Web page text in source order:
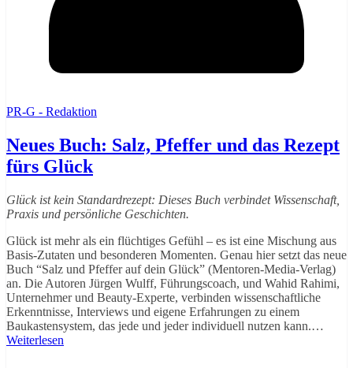
PR-G - Redaktion
Neues Buch: Salz, Pfeffer und das Rezept
fürs Glück
Glück ist kein Standardrezept: Dieses Buch verbindet Wissenschaft,
Praxis und persönliche Geschichten.
Glück ist mehr als ein flüchtiges Gefühl – es ist eine Mischung aus
Basis-Zutaten und besonderen Momenten. Genau hier setzt das neue
Buch “Salz und Pfeffer auf dein Glück” (Mentoren-Media-Verlag)
an. Die Autoren Jürgen Wulff, Führungscoach, und Wahid Rahimi,
Unternehmer und Beauty-Experte, verbinden wissenschaftliche
Erkenntnisse, Interviews und eigene Erfahrungen zu einem
Baukastensystem, das jede und jeder individuell nutzen kann.…
Weiterlesen